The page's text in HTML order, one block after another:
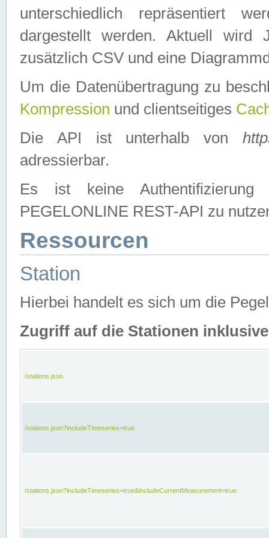
unterschiedlich repräsentiert
dargestellt werden. Aktuell wird
zusätzlich CSV und eine
Um die Datenübertragung zu
Kompression und clientseitiges
Die API ist unterhalb von
adressierbar.
Es ist keine
PEGELONLINE REST-API zu
Ressourcen
Station
Hierbei handelt es sich um die
Zugriff auf die Stationen
/stations.json
/stations.json?includeTimeseries=true
/stations.json?includeTimeseries=true&includeCurrentMeasurement=true